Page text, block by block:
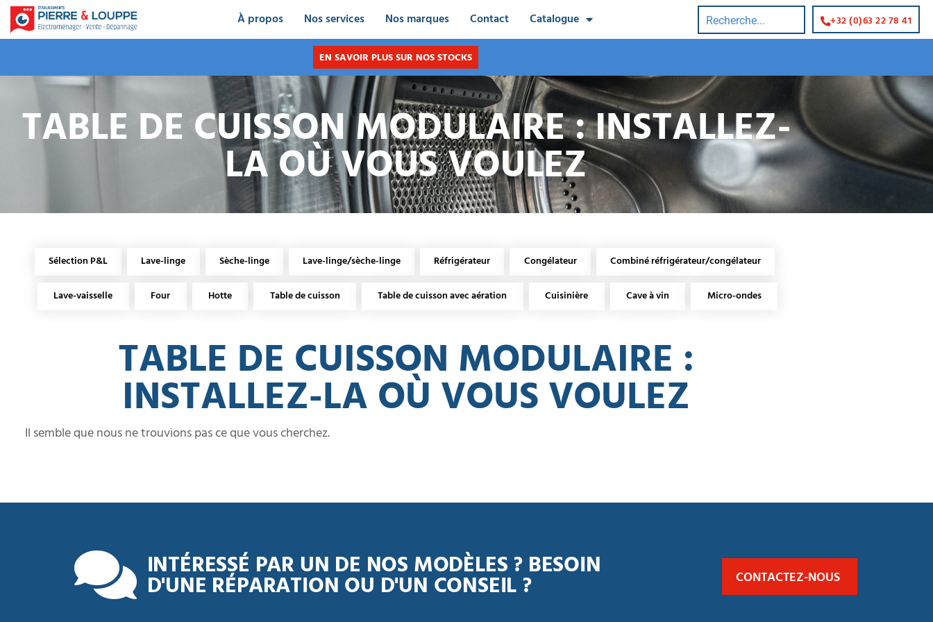
À propos Nos services Nos marques Contact Catalogue +32 (0)63 22 78 41
EN SAVOIR PLUS SUR NOS STOCKS
TABLE DE CUISSON MODULAIRE : INSTALLEZ-
LA OÙ VOUS VOULEZ
Sélection P&L Lave-linge Sèche-linge Lave-linge/sèche-linge Réfrigérateur Congélateur Combiné réfrigérateur/congélateur
Lave-vaisselle Four Hotte Table de cuisson Table de cuisson avec aération Cuisinière Cave à vin Micro-ondes
TABLE DE CUISSON MODULAIRE :
INSTALLEZ-LA OÙ VOUS VOULEZ
Il semble que nous ne trouvions pas ce que vous cherchez.
INTÉRESSÉ PAR UN DE NOS MODÈLES ? BESOIN
D'UNE RÉPARATION OU D'UN CONSEIL ? CONTACTEZ-NOUS